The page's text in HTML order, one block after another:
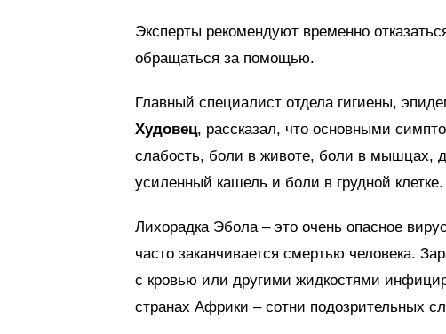
Эксперты рекомендуют временно
обращаться за помощью.
Главный специалист отдела гигиены,
Худовец, рассказал, что основными
слабость, боли в животе, боли в мышцах,
усиленный кашель и боли в грудной клетке.
Лихорадка Эбола – это очень опасное
часто заканчивается смертью человека.
с кровью или другими жидкостями
странах Африки – сотни подозрительных